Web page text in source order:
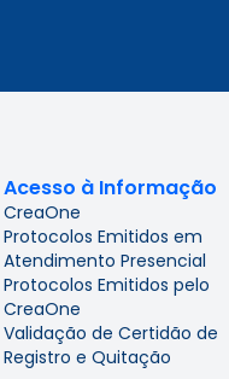
Acesso à Informação
CreaOne
Protocolos Emitidos em
Atendimento Presencial
Protocolos Emitidos pelo
CreaOne
Validação de Certidão de
Registro e Quitação